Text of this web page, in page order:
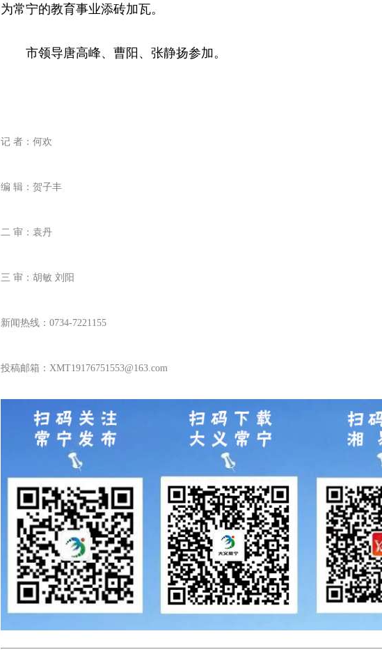
为常宁的教育事业添砖加瓦。
市领导唐高峰、曹阳、张静扬参加。
记 者：何欢
编 辑：贺子丰
二 审：袁丹
三 审：胡敏 刘阳
新闻热线：0734-7221155
投稿邮箱：XMT19176751553@163.com